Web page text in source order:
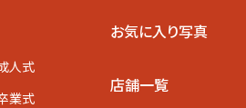
人式
業式
お気に入り写真
店舗一覧